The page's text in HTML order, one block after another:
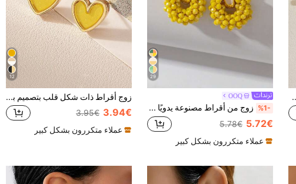
للنساء، هدايا الحفلات، التنقل، الحفلات الراقية، الخروج، التصوير، التسوق، المواعدة
29
OOQ
%1- زوج من أقراط مصنوعة يدويًا بأسلوب بوهيمي مزينة بالكريستال الاصطناعي وحبات البذور، أقراط دائرية هندسية صغيرة، هدية مجوهرات عصرية لعيد الحب، عيد الأم، الزفاف، الأصدقاء والأزواج، مناسبة للاستخدام اليومي، العطلات، والحفلات (ألوان حبات البذور المصنوعة يدويًا والكمية والوضع عشوائية)
5.72€
5.78€
عملاء متكررون بشكل كبير
12
زوج أقراط ذات شكل قلب بتصميم بسيط عصري، متعددة الاستخدامات للارتداء اليومي
3.94€
3.95€
عملاء متكررون بشكل كبير